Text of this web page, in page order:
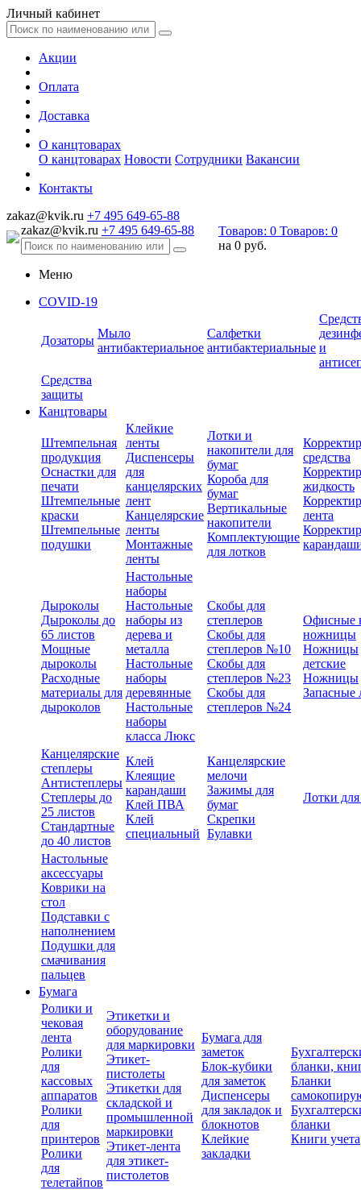
Личный кабинет
Акции
Оплата
Доставка
О канцтоварах
О канцтоварах Новости Сотрудники Вакансии
Контакты
zakaz@kvik.ru +7 495 649-65-88
zakaz@kvik.ru +7 495 649-65-88 Товаров: 0 Товаров: 0
на 0 руб.
Меню
COVID-19
Дозаторы
Мыло
антибактериальное
Салфетки
антибактериальные и
Средства
защиты
Канцтовары
Штемпельная
продукция
Оснастки для
печати
Штемпельные
краски
Штемпельные
подушки
Клейкие
ленты
Диспенсеры
для
канцелярских
лент
Канцелярские
ленты
Монтажные
ленты
Лотки и
накопители для
бумаг
Короба для
бумаг
Вертикальные
накопители
Комплектующие
для лотков
средства
жидкость
лента
Дыроколы
Дыроколы до
65 листов
Мощные
дыроколы
Расходные
материалы для
дыроколов
Настольные
наборы
Настольные
наборы из
дерева и
металла
Настольные
наборы
деревянные
Настольные
наборы
класса Люкс
Скобы для
степлеров
Скобы для
степлеров №10
Скобы для
степлеров №23
Скобы для
степлеров №24
Офисные
ножницы
Ножницы
детские
Ножницы
Запасные
Канцелярские
степлеры
Антистеплеры
Степлеры до
25 листов
Стандартные
до 40 листов
Клей
Клеящие
карандаши
Клей ПВА
Клей
специальный
Канцелярские
мелочи
Зажимы для
бумаг
Скрепки
Булавки
Лотки
Настольные
аксессуары
Коврики на
стол
Подставки с
наполнением
Подушки для
смачивания
пальцев
Бумага
Ролики и
чековая
лента
Ролики
для
кассовых
аппаратов
Ролики
для
принтеров
Ролики
для
телетайпов
Этикетки и
оборудование
для маркировки
Этикет-
пистолеты
Этикетки для
складской и
промышленной
маркировки
Этикет-лента
для этикет-
пистолетов
Бумага для
заметок
Блок-кубики
для заметок
Диспенсеры
для закладок и
блокнотов
Клейкие
закладки
бланки,
Бланки
бланки
Книги учета